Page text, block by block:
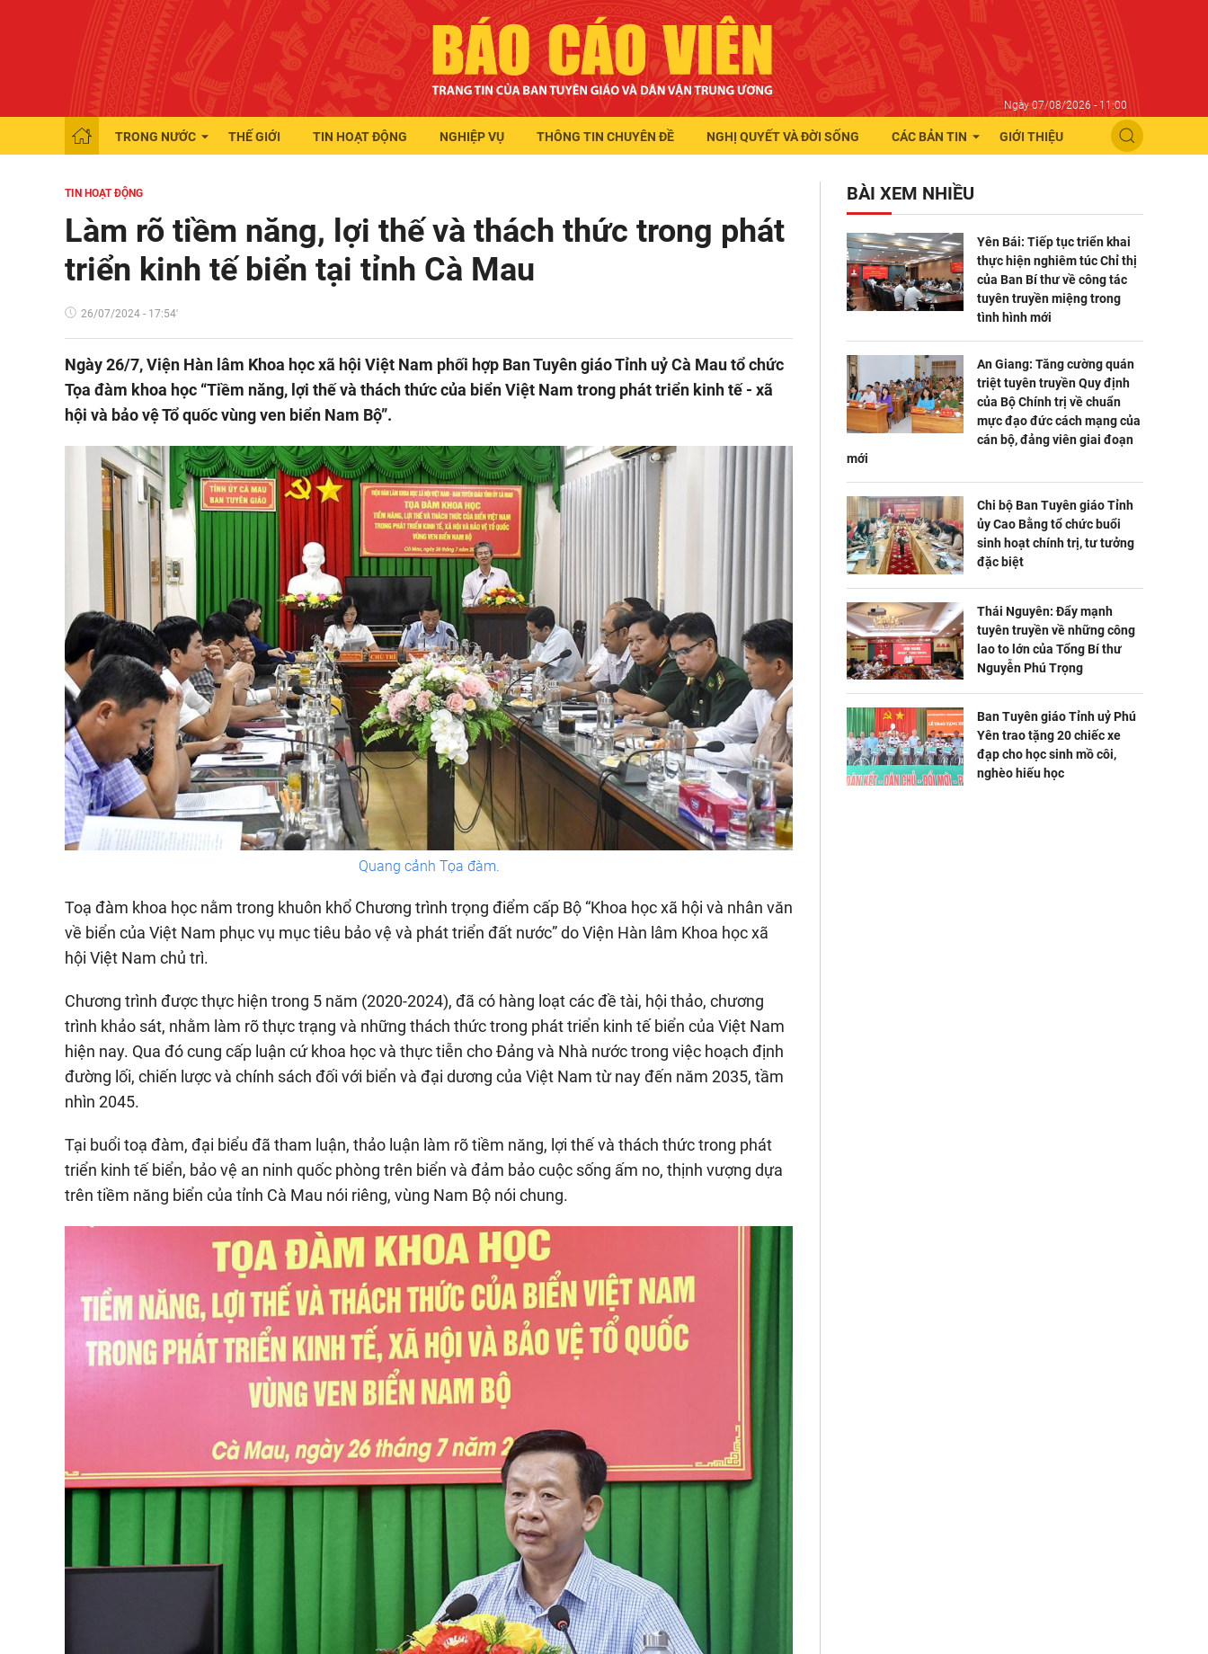
Ngày 07/08/2026 - 11:00
TRONG NƯỚC THẾ GIỚI TIN HOẠT ĐỘNG NGHIỆP VỤ THÔNG TIN CHUYÊN ĐỀ NGHỊ QUYẾT VÀ ĐỜI SỐNG CÁC BẢN TIN GIỚI THIỆU
TIN HOẠT ĐỘNG
Làm rõ tiềm năng, lợi thế và thách thức trong phát
triển kinh tế biển tại tỉnh Cà Mau
26/07/2024 - 17:54'
Ngày 26/7, Viện Hàn lâm Khoa học xã hội Việt Nam phối hợp Ban Tuyên giáo Tỉnh uỷ Cà Mau tổ chức
Tọa đàm khoa học “Tiềm năng, lợi thế và thách thức của biển Việt Nam trong phát triển kinh tế - xã
hội và bảo vệ Tổ quốc vùng ven biển Nam Bộ”.
Quang cảnh Tọa đàm.
Toạ đàm khoa học nằm trong khuôn khổ Chương trình trọng điểm cấp Bộ “Khoa học xã hội và nhân văn
về biển của Việt Nam phục vụ mục tiêu bảo vệ và phát triển đất nước” do Viện Hàn lâm Khoa học xã
hội Việt Nam chủ trì.
Chương trình được thực hiện trong 5 năm (2020-2024), đã có hàng loạt các đề tài, hội thảo, chương
trình khảo sát, nhằm làm rõ thực trạng và những thách thức trong phát triển kinh tế biển của Việt Nam
hiện nay. Qua đó cung cấp luận cứ khoa học và thực tiễn cho Đảng và Nhà nước trong việc hoạch định
đường lối, chiến lược và chính sách đối với biển và đại dương của Việt Nam từ nay đến năm 2035, tầm
nhìn 2045.
Tại buổi toạ đàm, đại biểu đã tham luận, thảo luận làm rõ tiềm năng, lợi thế và thách thức trong phát
triển kinh tế biển, bảo vệ an ninh quốc phòng trên biển và đảm bảo cuộc sống ấm no, thịnh vượng dựa
trên tiềm năng biển của tỉnh Cà Mau nói riêng, vùng Nam Bộ nói chung.
BÀI XEM NHIỀU
Yên Bái: Tiếp tục triển khai
thực hiện nghiêm túc Chỉ thị
của Ban Bí thư về công tác
tuyên truyền miệng trong
tình hình mới
An Giang: Tăng cường quán
triệt tuyên truyền Quy định
của Bộ Chính trị về chuẩn
mực đạo đức cách mạng của
cán bộ, đảng viên giai đoạn
mới
Chi bộ Ban Tuyên giáo Tỉnh
ủy Cao Bằng tổ chức buổi
sinh hoạt chính trị, tư tưởng
đặc biệt
Thái Nguyên: Đẩy mạnh
tuyên truyền về những công
lao to lớn của Tổng Bí thư
Nguyễn Phú Trọng
Ban Tuyên giáo Tỉnh uỷ Phú
Yên trao tặng 20 chiếc xe
đạp cho học sinh mồ côi,
nghèo hiếu học